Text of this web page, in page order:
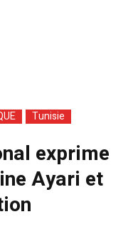
Tunisie
exprime
Ayari et